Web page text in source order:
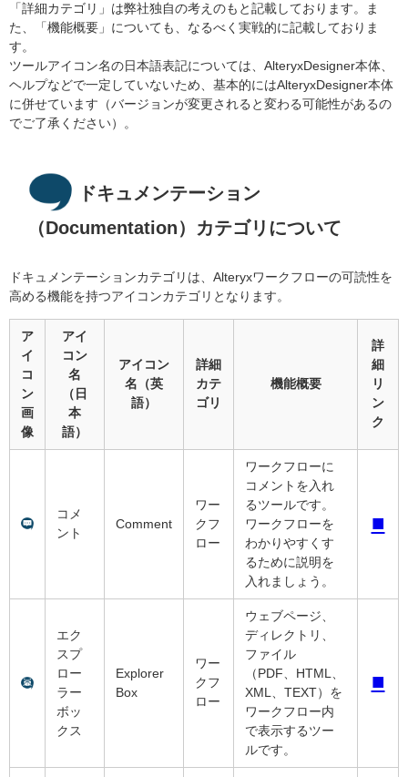
「詳細カテゴリ」は弊社独自の考えのもと記載しております。ま
た、「機能概要」についても、なるべく実戦的に記載しておりま
す。
ツールアイコン名の日本語表記については、AlteryxDesigner本体、
ヘルプなどで一定していないため、基本的にはAlteryxDesigner本体
に併せています（バージョンが変更されると変わる可能性があるの
でご了承ください）。
ドキュメンテーション
（Documentation ）カテゴリについて
ドキュメンテーションカテゴリは、Alteryxワークフローの可読性を
高める機能を持つアイコンカテゴリとなります。
ア
イ
コ
ン
画
像
アイ
コン
名
（日
本
語）
アイコン
名（英
語）
詳細
カテ
ゴリ
機能概要
詳
細
リ
ン
ク
コメ
ント
Comment
ワー
クフ
ロー
ワークフローに
コメントを入れ
るツールです。
ワークフローを
わかりやすくす
るために説明を
入れましょう。
■
エク
スプ
ロー
ラー
ボッ
クス
Explorer
Box
ワー
クフ
ロー
ウェブページ、
ディレクトリ、
ファイル
（PDF、HTML、
XML、TEXT）を
ワークフロー内
で表示するツー
ルです。
■